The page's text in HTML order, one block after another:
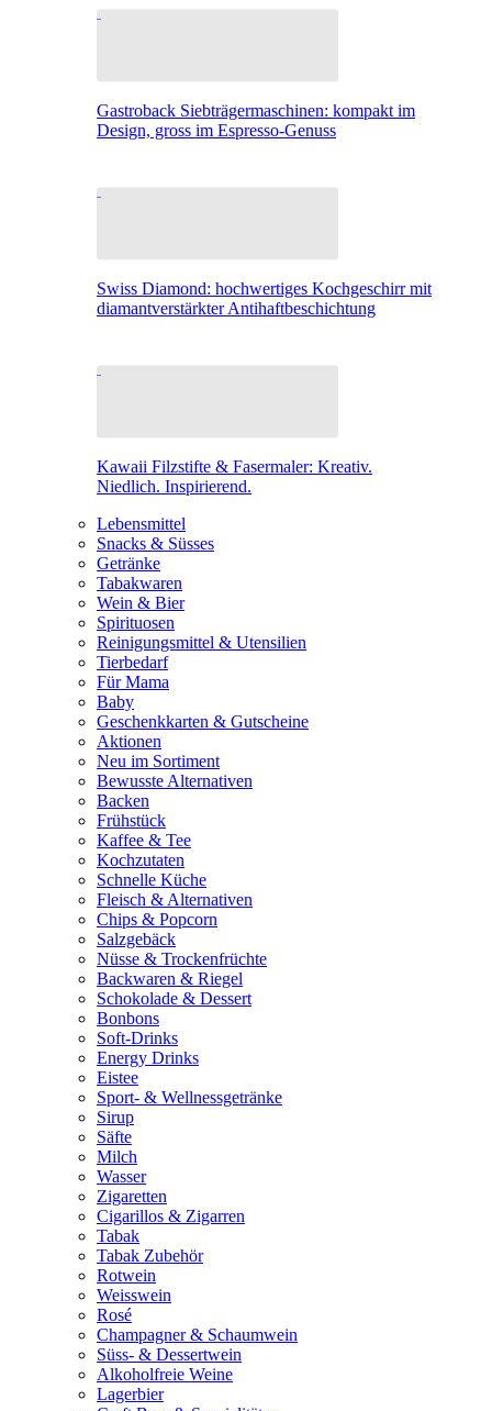
Gastroback Siebträgermaschinen: kompakt im
Design, gross im Espresso-Genuss
Swiss Diamond: hochwertiges Kochgeschirr mit
diamantverstärkter Antihaftbeschichtung
Kawaii Filzstifte & Fasermaler: Kreativ.
Niedlich. Inspirierend.
Lebensmittel
Snacks & Süsses
Getränke
Tabakwaren
Wein & Bier
Spirituosen
Reinigungsmittel & Utensilien
Tierbedarf
Für Mama
Baby
Geschenkkarten & Gutscheine
Aktionen
Neu im Sortiment
Bewusste Alternativen
Backen
Frühstück
Kaffee & Tee
Kochzutaten
Schnelle Küche
Fleisch & Alternativen
Chips & Popcorn
Salzgebäck
Nüsse & Trockenfrüchte
Backwaren & Riegel
Schokolade & Dessert
Bonbons
Soft-Drinks
Energy Drinks
Eistee
Sport- & Wellnessgetränke
Sirup
Säfte
Milch
Wasser
Zigaretten
Cigarillos & Zigarren
Tabak
Tabak Zubehör
Rotwein
Weisswein
Rosé
Champagner & Schaumwein
Süss- & Dessertwein
Alkoholfreie Weine
Lagerbier